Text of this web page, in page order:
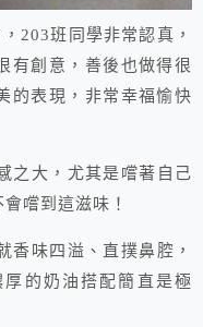
203班同學非常認真，
有創意，善後也做得很
的表現，非常幸福愉快
之大，尤其是嚐著自己
嚐到這滋味！
香味四溢、直撲鼻腔，
的奶油搭配簡直是極